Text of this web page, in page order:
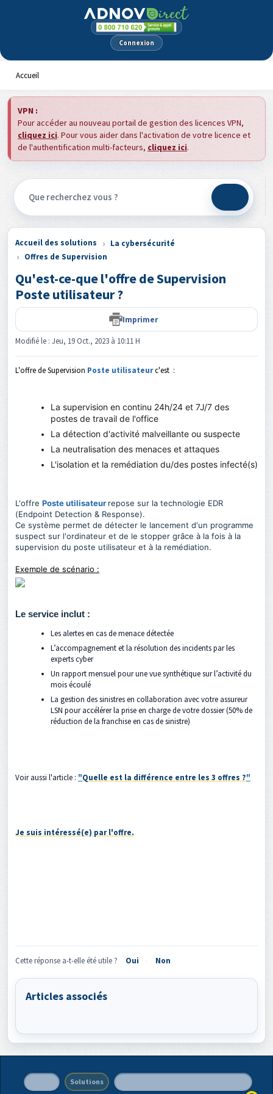
Panneau de gestion des cookies
Connexion
Accueil
VPN :
Pour accéder au nouveau portail de gestion des licences VPN,
cliquez ici. Pour vous aider dans l'activation de votre licence et
de l'authentification multi-facteurs, cliquez ici.
Accueil des solutions
La cybersécurité
Offres de Supervision
Qu'est-ce-que l'offre de Supervision
Poste utilisateur ?
Imprimer
Modifié le : Jeu, 19 Oct., 2023 à 10:11 H
L'offre de Supervision Poste utilisateurc'est :
La supervision en continu 24h/24 et 7J/7 des
postes de travail de l'office
La détection d'activité malveillante ou suspecte
La neutralisation des menaces et attaques
L'isolation et la remédiation du/des postes infecté(s)
L'offre Poste utilisateur repose sur la technologie EDR
(Endpoint Detection & Response).
Ce système permet de détecter le lancement d'un programme
suspect sur l'ordinateur et de le stopper grâce à la fois à la
supervision du poste utilisateur et à la remédiation.
Exemple de scénario :
Le service inclut :
Les alertes en cas de menace détectée
L’accompagnement et la résolution des incidents par les
experts cyber
Un rapport mensuel pour une vue synthétique sur l’activité du
mois écoulé
La gestion des sinistres en collaboration avec votre assureur
LSN pour accélérer la prise en charge de votre dossier (50% de
réduction de la franchise en cas de sinistre)
Voir aussi l'article : "Quelle est la différence entre les 3 offres ?"
Je suis intéressé(e) par l'offre.
Cette réponse a-t-elle été utile ? Oui Non
Articles associés
Solutions